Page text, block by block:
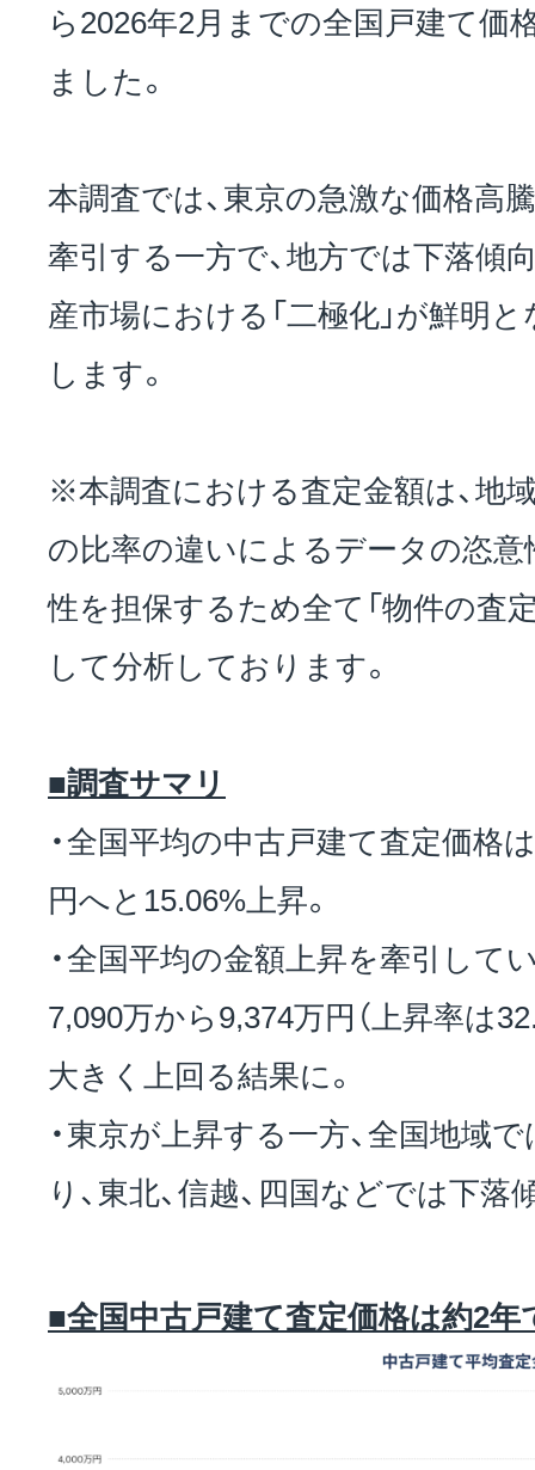
ら2026年2月までの全国戸建て価
ました。
本調査では、東京の急激な価格高
牽引する一方で、地方では下落傾
産市場における「二極化」が鮮明
します。
※本調査における査定金額は、地
の比率の違いによるデータの恣意
性を担保するため全て「物件の査
して分析しております。
■調査サマリ
・全国平均の中古戸建て査定価格
円へと15.06%上昇。
・全国平均の金額上昇を牽引して
7,090万から9,374万円（上昇率は
大きく上回る結果に。
・東京が上昇する一方、全国地域
り、東北、信越、四国などでは下
■全国中古戸建て査定価格は約2年